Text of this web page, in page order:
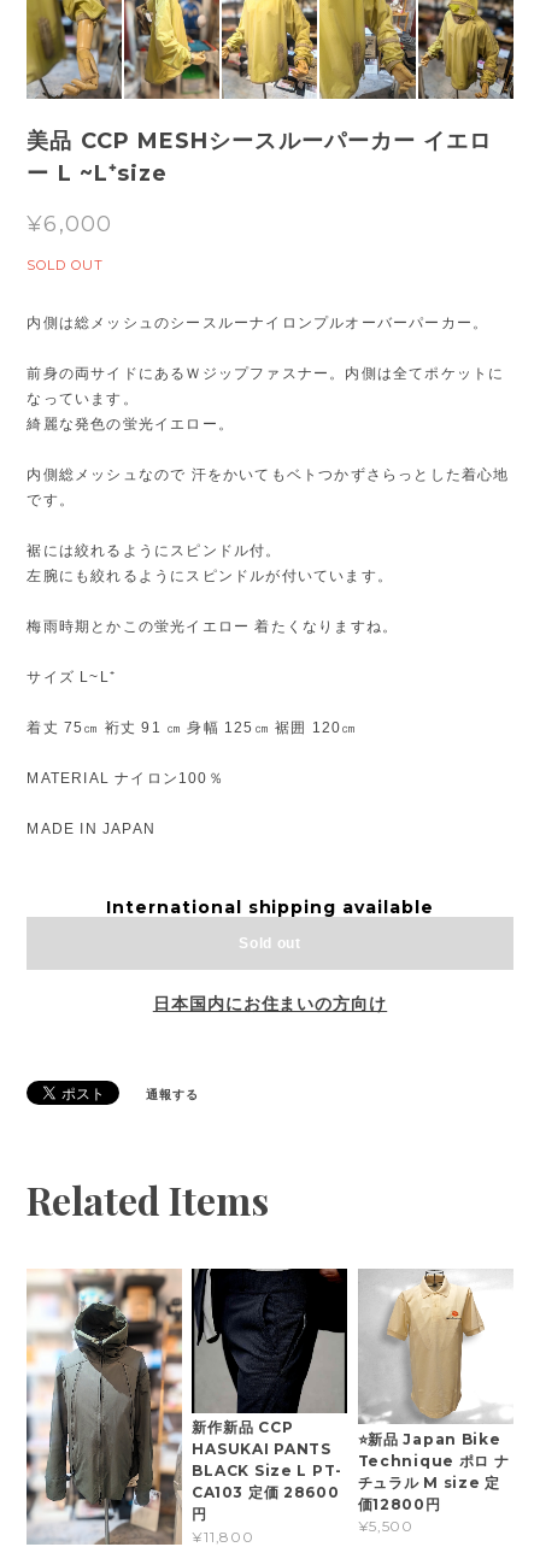
美品 CCP MESHシースルーパーカー イエロ
ー L ~L⁺size
¥6,000
SOLD OUT
内側は総メッシュのシースルーナイロンプルオーバーパーカー。
前身の両サイドにあるＷジップファスナー。内側は全てポケットに
なっています。
綺麗な発色の蛍光イエロー。
内側総メッシュなので 汗をかいてもベトつかずさらっとした着心地
です。
裾には絞れるようにスピンドル付。
左腕にも絞れるようにスピンドルが付いています。
梅雨時期とかこの蛍光イエロー 着たくなりますね。
サイズ L~L⁺
着丈 75㎝ 裄丈 91 ㎝ 身幅 125㎝ 裾囲 120㎝
MATERIAL ナイロン100％
MADE IN JAPAN
International shipping available
Sold out
日本国内にお住まいの方向け
通報する
Related Items
新作新品 CCP
HASUKAI PANTS
BLACK Size L PT-
CA103 定価 28600
円
¥11,800
⭐新品 Japan Bike
Technique ポロ ナ
チュラル M size 定
価12800円
¥5,500